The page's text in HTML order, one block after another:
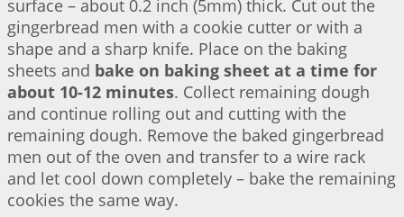
surface – about 0.2 inch (5mm) thick. Cut out the
gingerbread men with a cookie cutter or with a
shape and a sharp knife. Place on the baking
sheets and bake on baking sheet at a time for
about 10-12 minutes. Collect remaining dough
and continue rolling out and cutting with the
remaining dough. Remove the baked gingerbread
men out of the oven and transfer to a wire rack
and let cool down completely – bake the remaining
cookies the same way.